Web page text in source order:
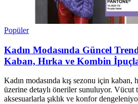
Popüler
Kadın Modasında Güncel
Kaban, Hırka ve Kombin
Kadın modasında kış sezonu için kaban,
üzerine detaylı öneriler sunuluyor. Vücut
aksesuarlarla şıklık ve konfor